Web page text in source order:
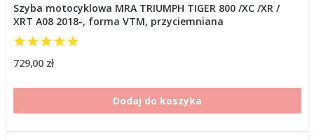
Szyba motocyklowa MRA TRIUMPH TIGER 800 /XC /XR /
XRT A08 2018-, forma VTM, przyciemniana
729,00 zł
Dodaj do koszyka